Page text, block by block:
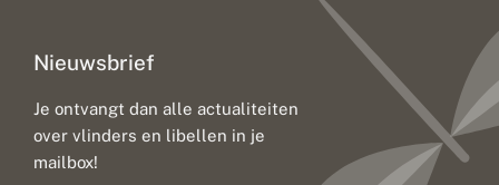
Nieuwsbrief
Je ontvangt dan alle actualiteiten
over vlinders en libellen in je
mailbox!